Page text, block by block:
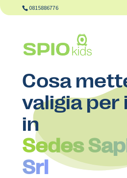
0815886776
Cosa
valigia per
in
Sedes
Srl